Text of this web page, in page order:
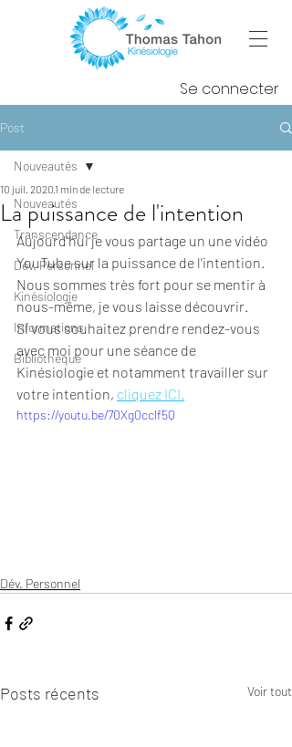
Se connecter
Post
Nouveautés
Transcendance
Dév. Personnel
Kinésiologie
Informations
Bibliothèque
Nouveautés
La puissance de l'intention
10 juil. 2020 1 min de lecture
Aujourd'hui je vous partage un une vidéo
YouTube sur la puissance de l'intention.
Nous sommes très fort pour se mentir à
nous-même, je vous laisse découvrir.
Si vous souhaitez prendre rendez-vous
avec moi pour une séance de
Kinésiologie et notamment travailler sur
votre intention, cliquez ICI.
https://youtu.be/70Xg0cclf5Q
Dév. Personnel
Posts récents Voir tout